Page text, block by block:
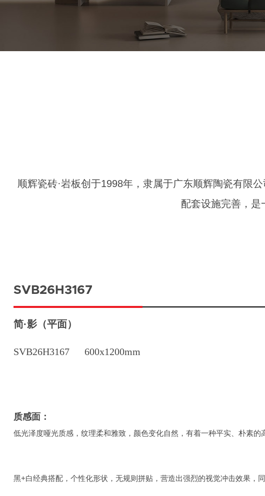
顺辉瓷砖·岩板创于1998年，隶属于广东顺辉陶瓷有限
配套设施完善，是
SVB26H3167
简·影（平面）
SVB26H3167 600x1200mm
质感面：
低光泽度哑光质感，纹理柔和雅致，颜色变化自然，有着一种平实、朴素的
黑+白经典搭配，个性化形状，无规则拼贴，营造出强烈的视觉冲击效果，